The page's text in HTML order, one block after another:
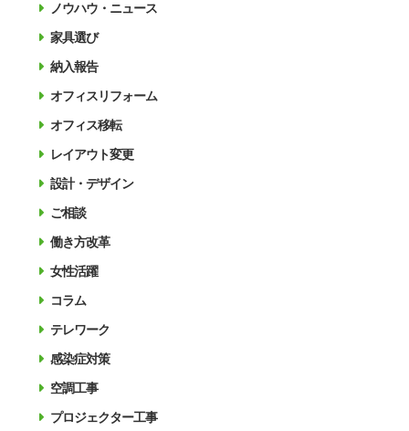
ノウハウ・ニュース
家具選び
納入報告
オフィスリフォーム
オフィス移転
レイアウト変更
設計・デザイン
ご相談
働き方改革
女性活躍
コラム
テレワーク
感染症対策
空調工事
プロジェクター工事